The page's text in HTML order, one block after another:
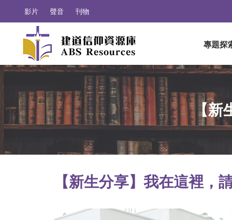
影片 聲音 刊物
專題探
【新
【新生分享】我在這裡，